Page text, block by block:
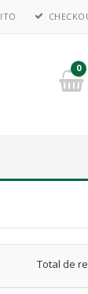
0
Total de